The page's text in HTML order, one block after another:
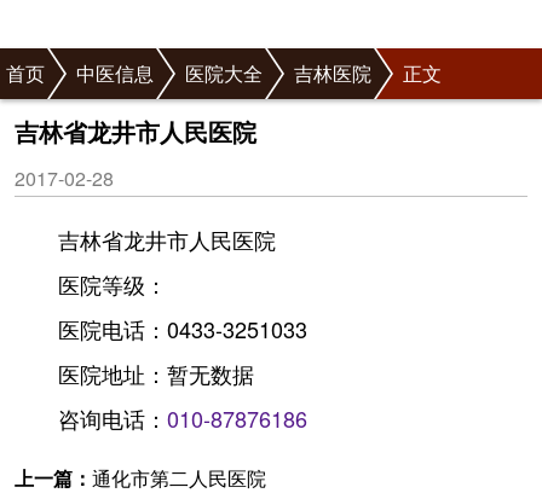
首页 中医信息 医院大全 吉林医院 正文
吉林省龙井市人民医院
2017-02-28
吉林省龙井市人民医院
医院等级：
医院电话：0433-3251033
医院地址：暂无数据
咨询电话： 010-87876186
上一篇： 通化市第二人民医院